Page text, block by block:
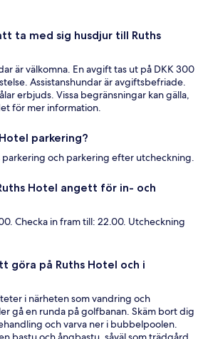
ta med sig husdjur till Ruths
är välkomna. En avgift tas ut på DKK 300
Assistanshundar är avgiftsbefriade.
erbjuds. Vissa begränsningar kan gälla,
för mer information.
parkering?
parkering och parkering efter utcheckning.
Hotel angett för in- och
Checka in fram till: 22.00. Utcheckning
göra på Ruths Hotel och i
i närheten som vandring och
gå en runda på golfbanan. Skäm bort dig
och varva ner i bubbelpoolen.